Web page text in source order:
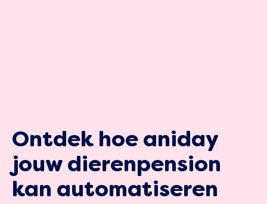
Ontdek hoe aniday
jouw dierenpension
kan automatiseren